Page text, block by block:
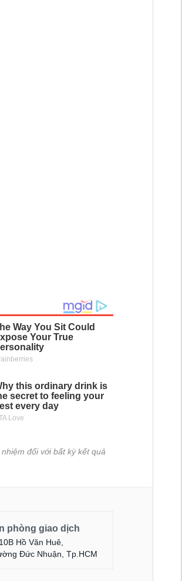
đối với bất kỳ kết quả
phòng giao dịch
Hồ Văn Huê,
Đức Nhuận, Tp.HCM